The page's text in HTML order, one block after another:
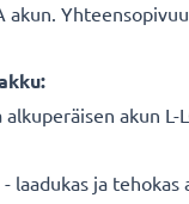
akun.
alkuperäisen akun
- laadukas ja